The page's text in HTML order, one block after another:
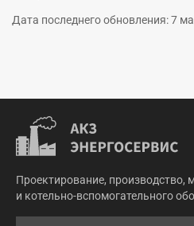
Дата последнего обновления: 7
Проектирование, производство,
и котельно-вспомогательного